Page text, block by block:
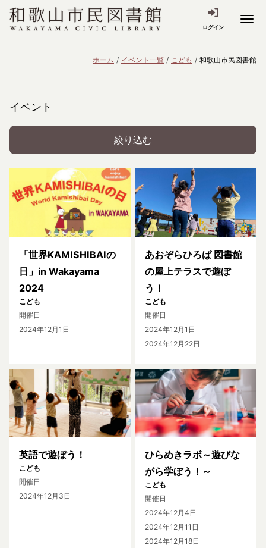
ログイン
ホーム イベント一覧 こども 和歌山市民図書館
イベント
絞り込む
「世界KAMISHIBAIの
日」in Wakayama
2024
こども
開催日
2024年12月1日
あおぞらひろば 図書館
の屋上テラスで遊ぼ
う！
こども
開催日
2024年12月1日
2024年12月22日
英語で遊ぼう！
こども
開催日
2024年12月3日
ひらめきラボ～遊びな
がら学ぼう！～
こども
開催日
2024年12月4日
2024年12月11日
2024年12月18日